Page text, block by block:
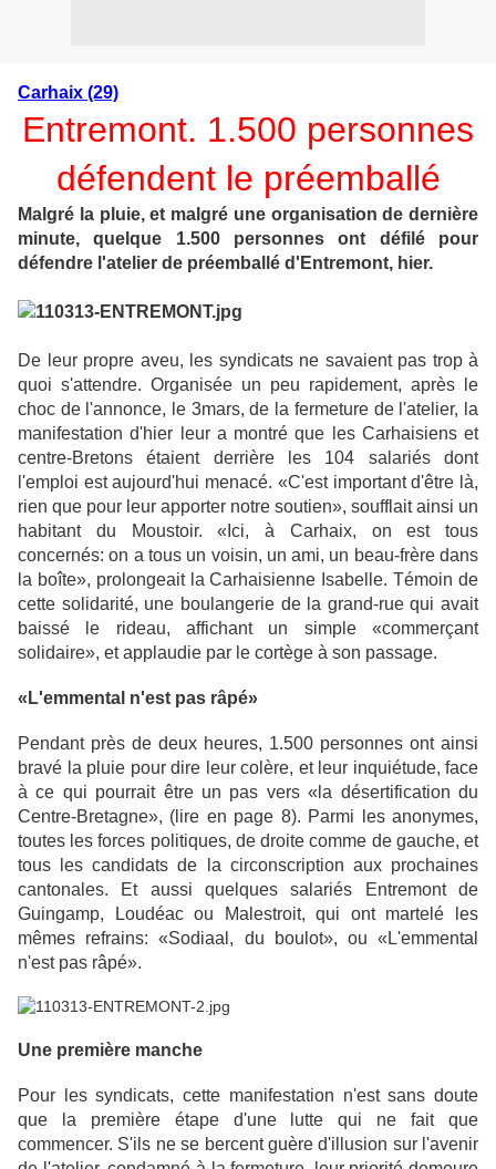
Carhaix (29)
Entremont. 1.500 personnes
défendent le préemballé
Malgré la pluie, et malgré une organisation de dernière
minute, quelque 1.500 personnes ont défilé pour
défendre l'atelier de préemballé d'Entremont, hier.
De leur propre aveu, les syndicats ne savaient pas trop à
quoi s'attendre. Organisée un peu rapidement, après le
choc de l'annonce, le 3mars, de la fermeture de l'atelier, la
manifestation d'hier leur a montré que les Carhaisiens et
centre-Bretons étaient derrière les 104 salariés dont
l'emploi est aujourd'hui menacé. «C'est important d'être là,
rien que pour leur apporter notre soutien», soufflait ainsi un
habitant du Moustoir. «Ici, à Carhaix, on est tous
concernés: on a tous un voisin, un ami, un beau-frère dans
la boîte», prolongeait la Carhaisienne Isabelle. Témoin de
cette solidarité, une boulangerie de la grand-rue qui avait
baissé le rideau, affichant un simple «commerçant
solidaire», et applaudie par le cortège à son passage.
«L'emmental n'est pas râpé»
Pendant près de deux heures, 1.500 personnes ont ainsi
bravé la pluie pour dire leur colère, et leur inquiétude, face
à ce qui pourrait être un pas vers «la désertification du
Centre-Bretagne», (lire en page 8). Parmi les anonymes,
toutes les forces politiques, de droite comme de gauche, et
tous les candidats de la circonscription aux prochaines
cantonales. Et aussi quelques salariés Entremont de
Guingamp, Loudéac ou Malestroit, qui ont martelé les
mêmes refrains: «Sodiaal, du boulot», ou «L'emmental
n'est pas râpé».
Une première manche
Pour les syndicats, cette manifestation n'est sans doute
que la première étape d'une lutte qui ne fait que
commencer. S'ils ne se bercent guère d'illusion sur l'avenir